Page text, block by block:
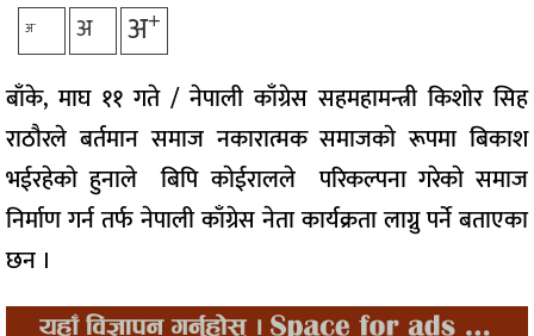
अ- अ अ+
बाँके, माघ ११ गते / नेपाली काँग्रेस सहमहामन्त्री किशाेर सिह
राठौरले बर्तमान समाज नकारात्मक समाजकाे रूपमा बिकाश
भईरहेकाे हुनाले बिपि काेईरालले परिकल्पना गरेकाे समाज
निर्माण गर्न तर्फ नेपाली काँग्रेस नेता कार्यक्रता लाग्नु पर्ने बताएका
छन ।